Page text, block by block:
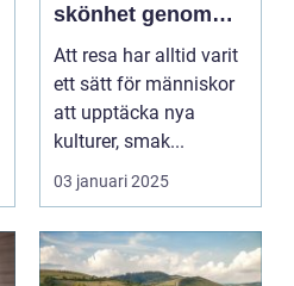
skönhet genom
specialiserade
resor
Att resa har alltid varit
ett sätt för människor
att upptäcka nya
kulturer, smak...
03 januari 2025